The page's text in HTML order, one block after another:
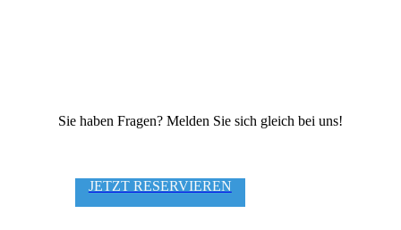
Sie haben Fragen? Melden Sie sich gleich bei uns!
JETZT RESERVIEREN